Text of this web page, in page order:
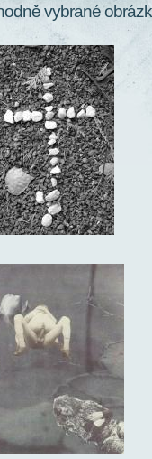
vybrané